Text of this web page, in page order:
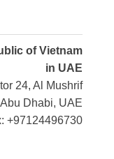
of Vietnam
in UAE
24, Al Mushrif
Dhabi, UAE
+97124496730